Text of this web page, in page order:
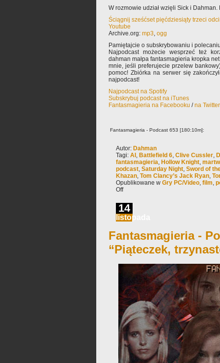
W rozmowie udział wzięli Sick i Dahman.
Ściągnij sześćset pięćdziesiąty trzeci
Youtube
Archive.org: mp3, ogg
Pamiętajcie o subskrybowaniu i
Najpodcast możecie wesprzeć też
dahman małpa fantasmagieria kropka
mnie, jeśli preferujecie przelew
pomoc! Zbiórka na serwer się
najpodcast!
Najpodcast na Spotify
Subskrybuj podcast na iTunes
Fantasmagieria na Facebooku /na
Fantasmagieria - Podcast 653 [180:10m]:
Autor: Dahman
Tagi: AI , Battlefield 6, Clive Cussler,
fantasmagieria, Hollow Knight,
podcast, Saturday Night, Sword of
Khazan, Tom Clancy’s Jack Ryan,
Opublikowane w Gry PC/Video, film,
Off
14
listopada
Fantasmagieria -
“Piąteczek,